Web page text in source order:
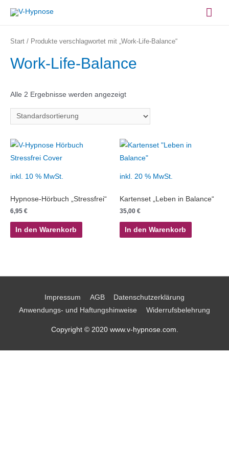
Inhalt
Start / Produkte verschlagwortet mit „Work-Life-Balance“
Work-Life-Balance
Alle 2 Ergebnisse werden angezeigt
inkl. 10 % MwSt.
Hypnose-Hörbuch „Stressfrei“
6,95 €
In den Warenkorb
inkl. 20 % MwSt.
Kartenset „Leben in Balance“
35,00 €
In den Warenkorb
Impressum AGB
Datenschutzerklärung
Anwendungs- und Haftungshinweise
Widerrufsbelehrung
Copyright © 2020 www.v-hypnose.com.